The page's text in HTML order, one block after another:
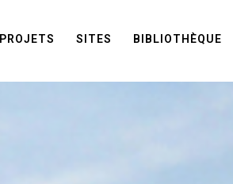
PROJETS SITES BIBLIOTHÈQUE